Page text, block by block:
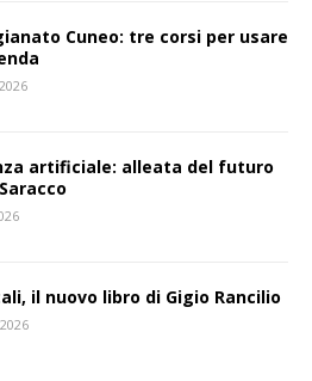
Cuneo: tre corsi per usare
artificiale: alleata del futuro
il nuovo libro di Gigio Rancilio